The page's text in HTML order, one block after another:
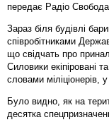
передає Радіо Свобода.
Зараз біля будівлі
співробітниками
що свідчать про
Силовики екіпіровані
словами міліціонерів,
Було видно, як на
десятка